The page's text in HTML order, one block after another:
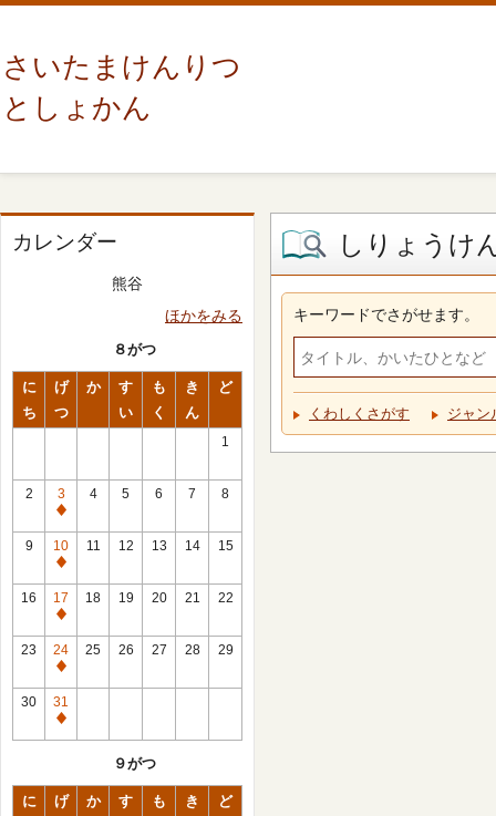
さいたまけんりつ
としょかん
カレンダー
熊谷
ほかをみる
８がつ
に
ち
げ
つ
か
す
い
も
く
き
ん
ど
1
2
3
休
館
日
4 5 6 7 8
9
10
休
館
日
11 12 13 14 15
16
17
休
館
日
18 19 20 21 22
23
24
休
館
日
25 26 27 28 29
30
31
休
９がつ
に
げ
か
す
も
き
ど
しりょうけ
キーワードでさがせます。
くわしくさがす ジャン